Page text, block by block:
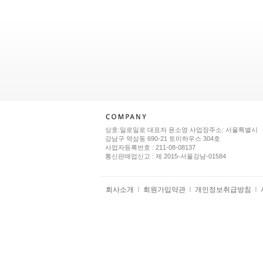
상호:일로일로 대표자 윤소영 사업장주소: 서울특별시
강남구 역삼동 690-21 토미하우스 304호
사업자등록번호 : 211-08-08137
통신판매업신고 : 제 2015-서울강남-01584
회사소개 회원가입약관ㅣ 개인정보취급방침